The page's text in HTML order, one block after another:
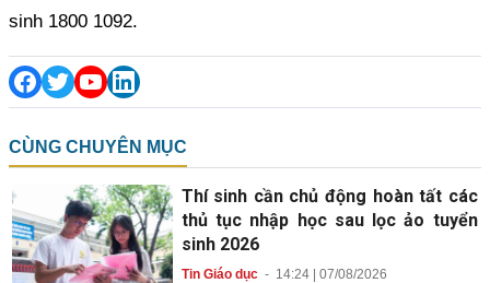
sinh 1800 1092.
CÙNG CHUYÊN MỤC
Thí sinh cần chủ động hoàn tất các
thủ tục nhập học sau lọc ảo tuyển
sinh 2026
Tin Giáo dục- 14:24 | 07/08/2026